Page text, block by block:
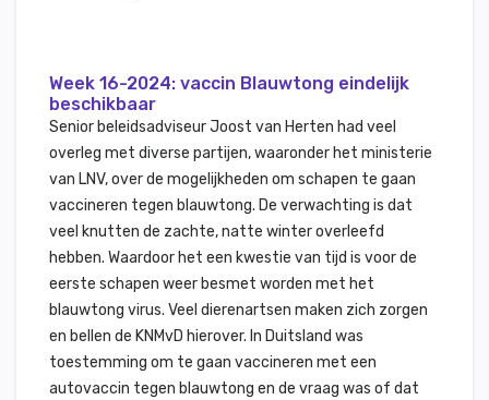
Week 16-2024: vaccin Blauwtong eindelijk
beschikbaar
Senior beleidsadviseur Joost van Herten had veel
overleg met diverse partijen, waaronder het ministerie
van LNV, over de mogelijkheden om schapen te gaan
vaccineren tegen blauwtong. De verwachting is dat
veel knutten de zachte, natte winter overleefd
hebben. Waardoor het een kwestie van tijd is voor de
eerste schapen weer besmet worden met het
blauwtong virus. Veel dierenartsen maken zich zorgen
en bellen de KNMvD hierover. In Duitsland was
toestemming om te gaan vaccineren met een
autovaccin tegen blauwtong en de vraag was of dat